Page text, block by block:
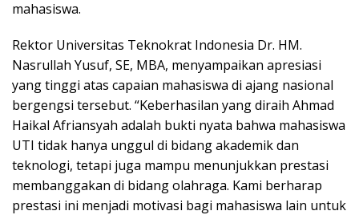
mahasiswa.
Rektor Universitas Teknokrat Indonesia Dr. HM.
Nasrullah Yusuf, SE, MBA, menyampaikan apresiasi
yang tinggi atas capaian mahasiswa di ajang nasional
bergengsi tersebut. “Keberhasilan yang diraih Ahmad
Haikal Afriansyah adalah bukti nyata bahwa mahasiswa
UTI tidak hanya unggul di bidang akademik dan
teknologi, tetapi juga mampu menunjukkan prestasi
membanggakan di bidang olahraga. Kami berharap
prestasi ini menjadi motivasi bagi mahasiswa lain untuk